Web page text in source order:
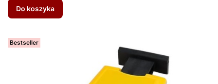
Do koszyka
Bestseller